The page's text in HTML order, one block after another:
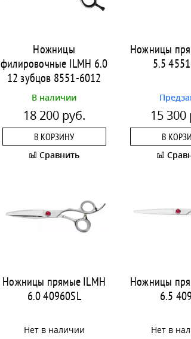
Ножницы
филировочные ILMH 6.0
12 зубцов 8551-6012
В наличии
18 200 руб.
В КОРЗИНУ
Сравнить
Ножницы
5.5
15 300
В
Ножницы прямые ILMH
6.0 40960SL
Нет в наличии
Ножницы
6.5
Нет в